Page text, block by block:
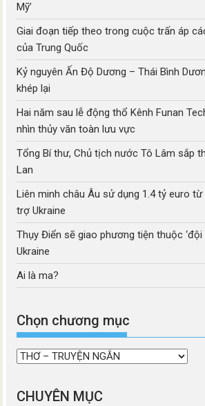
Mỹ’
Giai đoạn tiếp theo trong cuộc trấn áp
của Trung Quốc
Kỷ nguyên Ấn Độ Dương – Thái Bình
khép lại
Hai năm sau lễ động thổ Kênh Funan
nhìn thủy văn toàn lưu vực
Tổng Bí thư, Chủ tịch nước Tô Lâm sắp
Lan
Liên minh châu Âu sử dụng 1.4 tỷ euro
trợ Ukraine
Thụy Điển sẽ giao phương tiện thuộc ‘đội
Ukraine
Ai là ma?
Chọn chương mục
Chọn
mục
CHUYÊN MỤC